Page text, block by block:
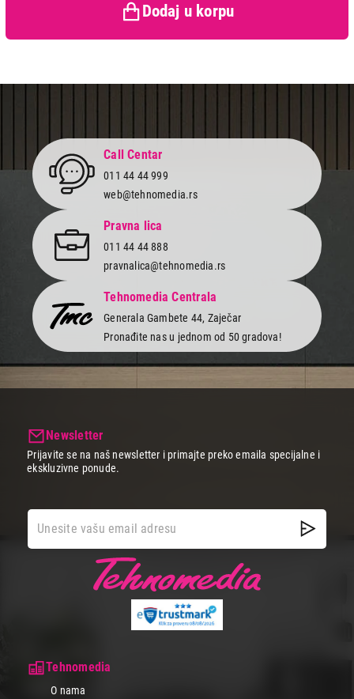
zaštiti potrošača
Dodaj u korpu
SPECIJALIZOVANI KUHINJSKI APARATI
Proizvod je dodat u korpu.
Ukupno u korpi:0,00
Nastavi kupovinu
Završi kupovinu
Call Centar
011 44 44 999
web@tehnomedia.rs
Pravna lica
011 44 44 888
pravnalica@tehnomedia.rs
Tehnomedia Centrala
Generala Gambete 44, Zaječar
Pronađite nas u jednom od 50 gradova!
Tehnomedia
O nama
Newsletter
Prijavite se na naš newsletter i primajte preko emaila specijalne i
ekskluzivne ponude.